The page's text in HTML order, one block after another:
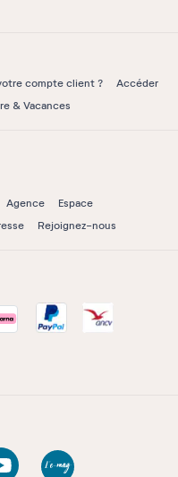
compte client ?
Accéder
& Vacances
Agence
Espace
Rejoignez-nous